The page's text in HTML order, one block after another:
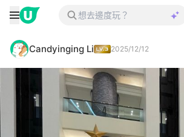
Candyinging Li 2025/12/12